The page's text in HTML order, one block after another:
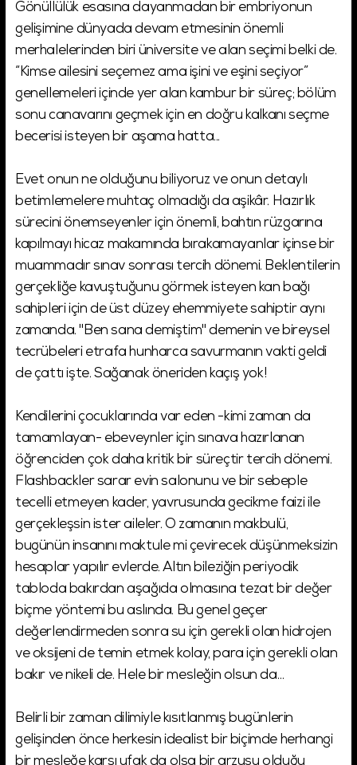
Gönüllülük esasına dayanmadan bir embriyonun
gelişimine dünyada devam etmesinin önemli
merhalelerinden biri üniversite ve alan seçimi belki de.
“Kimse ailesini seçemez ama işini ve eşini seçiyor”
genellemeleri içinde yer alan kambur bir süreç; bölüm
sonu canavarını geçmek için en doğru kalkanı seçme
becerisi isteyen bir aşama hatta...
Evet onun ne olduğunu biliyoruz ve onun detaylı
betimlemelere muhtaç olmadığı da aşikâr. Hazırlık
sürecini önemseyenler için önemli, bahtın rüzgarına
kapılmayı hicaz makamında bırakamayanlar içinse bir
muammadır sınav sonrası tercih dönemi. Beklentilerin
gerçekliğe kavuştuğunu görmek isteyen kan bağı
sahipleri için de üst düzey ehemmiyete sahiptir aynı
zamanda. "Ben sana demiştim" demenin ve bireysel
tecrübeleri etrafa hunharca savurmanın vakti geldi
de çattı işte. Sağanak öneriden kaçış yok!
Kendilerini çocuklarında var eden -kimi zaman da
tamamlayan- ebeveynler için sınava hazırlanan
öğrenciden çok daha kritik bir süreçtir tercih dönemi.
Flashbackler sarar evin salonunu ve bir sebeple
tecelli etmeyen kader, yavrusunda gecikme faizi ile
gerçekleşsin ister aileler. O zamanın makbulü,
bugünün insanını maktule mi çevirecek düşünmeksizin
hesaplar yapılır evlerde. Altın bileziğin periyodik
tabloda bakırdan aşağıda olmasına tezat bir değer
biçme yöntemi bu aslında. Bu genel geçer
değerlendirmeden sonra su için gerekli olan hidrojen
ve oksijeni de temin etmek kolay, para için gerekli olan
bakır ve nikeli de. Hele bir mesleğin olsun da…
Belirli bir zaman dilimiyle kısıtlanmış bugünlerin
gelişinden önce herkesin idealist bir biçimde herhangi